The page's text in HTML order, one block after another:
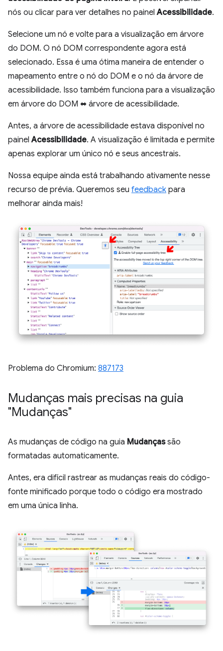
nós ou clicar para ver detalhes no painelAcessibilidade.
Selecione um nó e volte para a visualização em árvore
do DOM. O nó DOM correspondente agora está
selecionado. Essa é uma ótima maneira de entender o
mapeamento entre o nó do DOM e o nó da árvore de
acessibilidade. Isso também funciona para a visualização
em árvore do DOM ⬌ árvore de acessibilidade.
Antes, a árvore de acessibilidade estava disponível no
painelAcessibilidade. A visualização é limitada e permite
apenas explorar um único nó e seus ancestrais.
Nossa equipe ainda está trabalhando ativamente nesse
recurso de prévia. Queremos seu feedback para
melhorar ainda mais!
Problema do Chromium: 887173
Mudanças mais precisas na guia
"Mudanças"
As mudanças de código na guia Mudançassão
formatadas automaticamente.
Antes, era difícil rastrear as mudanças reais do código-
fonte minificado porque todo o código era mostrado
em uma única linha.